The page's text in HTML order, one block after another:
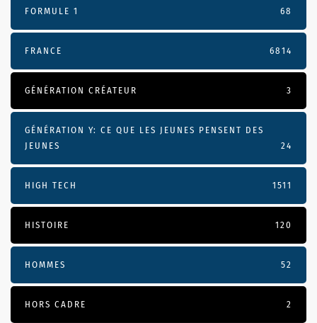
FORMULE 1 68
FRANCE 6814
GÉNÉRATION CRÉATEUR 3
GÉNÉRATION Y: CE QUE LES JEUNES PENSENT DES
JEUNES
24
HIGH TECH 1511
HISTOIRE 120
HOMMES 52
HORS CADRE 2